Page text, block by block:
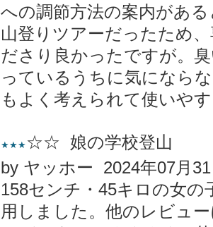
への調節方法の案内があ
山登りツアーだったため
ださり良かったですが。
っているうちに気になら
もよく考えられて使いや
★★★ ☆☆ 娘の学校登山
by ヤッホー 2024年07月
158センチ・45キロの女の
用しました。他のレビュ